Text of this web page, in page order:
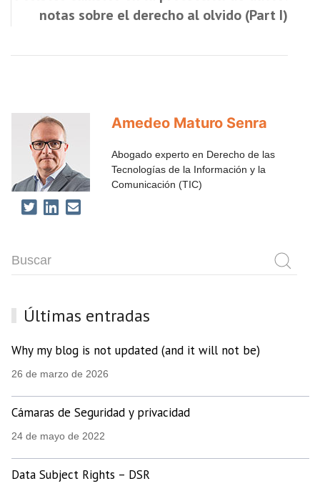
notas sobre el derecho al olvido (Part I)
Amedeo Maturo Senra
Abogado experto en Derecho de las
Tecnologías de la Información y la
Comunicación (TIC)
Últimas entradas
Why my blog is not updated (and it will not be)
26 de marzo de 2026
Cámaras de Seguridad y privacidad
24 de mayo de 2022
Data Subject Rights – DSR